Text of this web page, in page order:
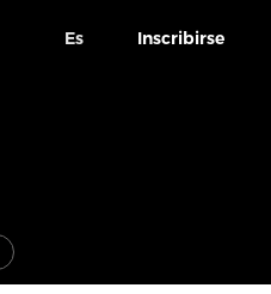
Es Inscribirse